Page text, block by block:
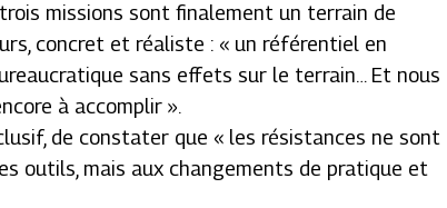
missions sont finalement un terrain de
concret et réaliste : « un référentiel en
sans effets sur le terrain… Et nous
à accomplir ».
de constater que « les résistances ne sont
outils, mais aux changements de pratique et